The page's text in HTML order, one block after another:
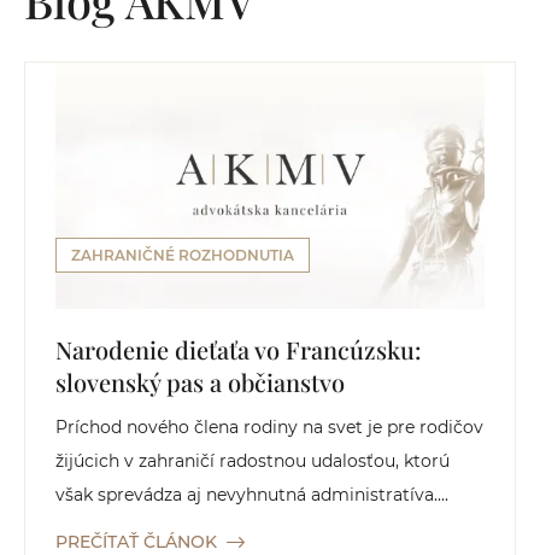
ZAHRANIČNÉ ROZHODNUTIA
Narodenie dieťaťa vo Francúzsku:
slovenský pas a občianstvo
Príchod nového člena rodiny na svet je pre rodičov
žijúcich v zahraničí radostnou udalosťou, ktorú
však sprevádza aj nevyhnutná administratíva....
PREČÍTAŤ ČLÁNOK